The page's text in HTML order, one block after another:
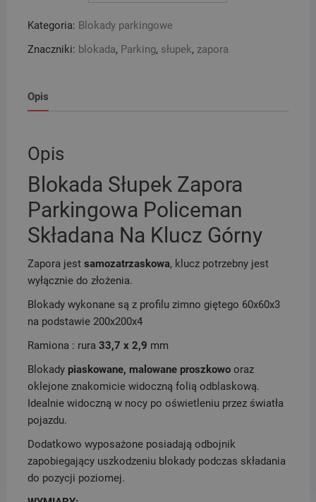
Policeman
Składana
Górny
Kategoria: Blokady parkingowe
Znaczniki: blokada, Parking, słupek, zapora
Opis
Opis
Blokada Słupek Zapora
Parkingowa Policeman
Składana Na Klucz Górny
Zapora jest samozatrzaskowa, klucz potrzebny jest
wyłącznie do złożenia.
Blokady wykonane są z profilu zimno giętego 60x60x3
na podstawie 200x200x4
Ramiona : rura 33,7 x 2,9 mm
Blokady piaskowane, malowane proszkowooraz
oklejone znakomicie widoczną folią odblaskową.
Idealnie widoczną w nocy po oświetleniu przez światła
pojazdu.
Dodatkowo wyposażone posiadają odbojnik
zapobiegający uszkodzeniu blokady podczas składania
do pozycji poziomej.